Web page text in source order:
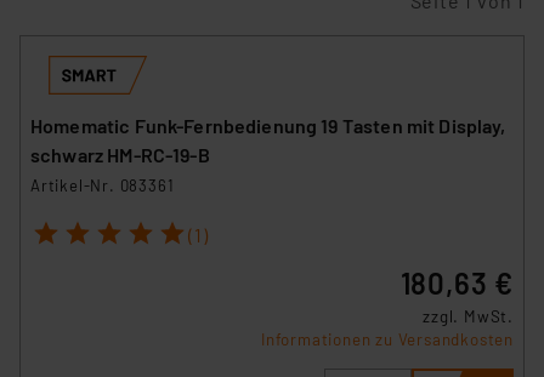
Homematic Funk-Fernbedienung 19 Tasten mit Display,
schwarz HM-RC-19-B
Artikel-Nr. 083361
1 2 3 4 5 (1)
180,63 €
zzgl. MwSt.
Informationen zu Versandkosten